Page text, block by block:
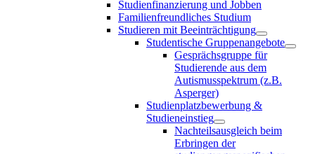
Studienfinanzierung und Jobben
Familienfreundliches Studium
Studieren mit Beeinträchtigung
Studentische Gruppenangebote
Gesprächsgruppe für
Studierende aus dem
Autismusspektrum (z.B.
Asperger)
Studienplatzbewerbung &
Studieneinstieg
Nachteilsausgleich beim
Erbringen der